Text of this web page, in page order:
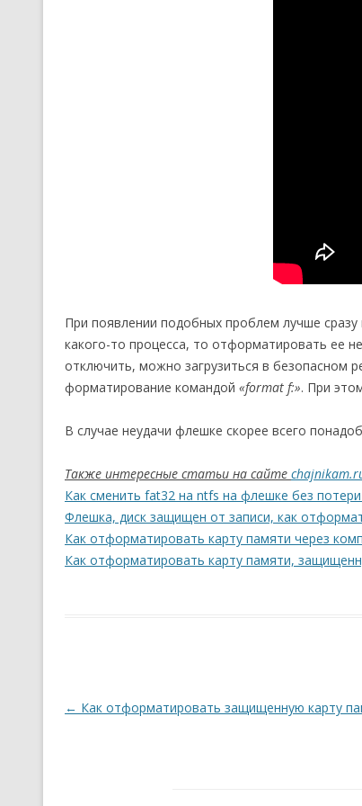
При появлении подобных проблем лучше
какого-то процесса, то отформатировать ее
отключить, можно загрузиться в безопасном
форматирование командой «format f:». При
В случае неудачи флешке скорее всего
Также интересные статьи на сайте
Как сменить fat32 на ntfs на флешке без
Флешка, диск защищен от записи, как
Как отформатировать карту памяти через
Как отформатировать карту памяти,
Навигация по записям
← Как отформатировать защищенную карту